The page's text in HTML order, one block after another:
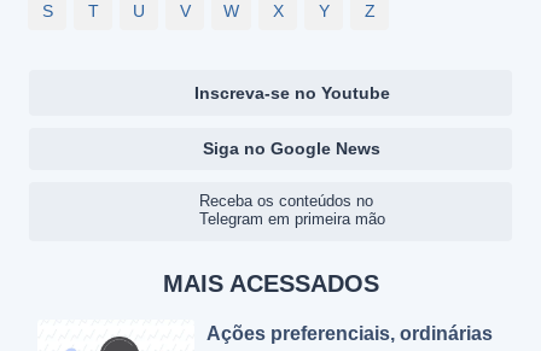
S T U V W X Y Z
Inscreva-se no Youtube
Siga no Google News
Receba os conteúdos no
Telegram em primeira mão
MAIS ACESSADOS
Ações preferenciais, ordinárias